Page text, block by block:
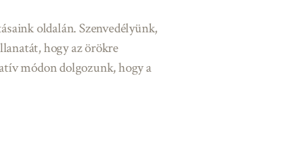
oldalán. Szenvedélyünk,
hogy az örökre
módon dolgozunk, hogy a